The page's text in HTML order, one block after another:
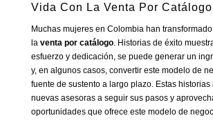
Vida Con La Venta Por Catálogo
Muchas mujeres en Colombia han
la venta por catálogo. Historias de éxito
esfuerzo y dedicación, se puede generar un
y, en algunos casos, convertir este modelo de
fuente de sustento a largo plazo. Estas historias
nuevas asesoras a seguir sus pasos y
oportunidades que ofrece este modelo de